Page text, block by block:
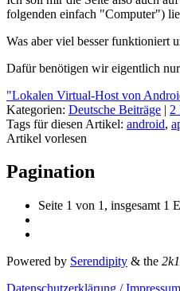
folgenden einfach "Computer")
Was aber viel besser funktioniert
Dafür benötigen wir eigentlich
"Lokalen Virtual-Host von
Kategorien: Deutsche Beiträge | 2
Tags für diesen Artikel: android,
Artikel vorlesen
Pagination
Seite 1 von 1, insgesamt 1
Powered by Serendipity & the